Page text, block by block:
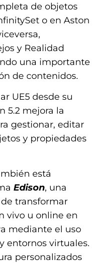
de objetos
o en Aston
y Realidad
una importante
de contenidos.
UE5 desde su
5.2 mejora la
gestionar, editar
y propiedades
está
Edison, una
transformar
vivo u online en
mediante el uso
entornos virtuales.
personalizados